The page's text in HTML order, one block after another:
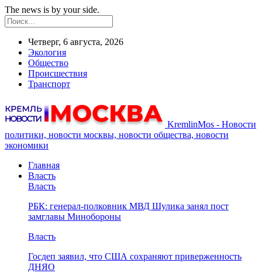
The news is by your side.
Четверг, 6 августа, 2026
Экология
Общество
Происшествия
Транспорт
KremlinMos - Новости
политики, новости москвы, новости общества, новости
экономики
Главная
Власть
Власть
РБК: генерал-полковник МВД Шулика занял пост
замглавы Минобороны
Власть
Госдеп заявил, что США сохраняют приверженность
ДНЯО